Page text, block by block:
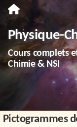
Première
Spécialité
Enseignement
Spécialité
Spécialité NSI
Physique-
Cours complets
Chimie & NSI
Pictogrammes